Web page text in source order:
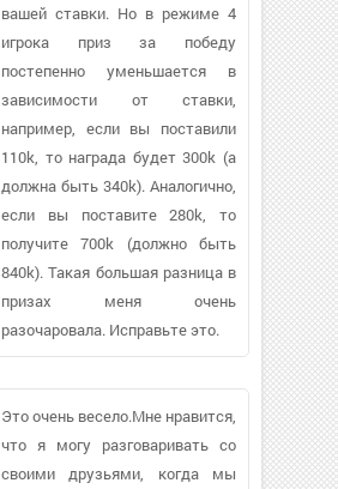
вашей ставки. Но в режиме 4
игрока приз за победу
постепенно уменьшается в
зависимости от ставки,
например, если вы поставили
110k, то награда будет 300k (а
должна быть 340k). Аналогично,
если вы поставите 280k, то
получите 700k (должно быть
840k). Такая большая разница в
призах меня очень
разочаровала. Исправьте это.
Это очень весело.Мне нравится,
что я могу разговаривать со
своими друзьями, когда мы